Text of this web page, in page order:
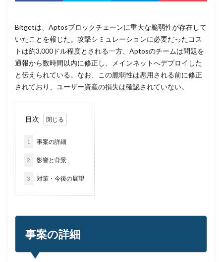
三菱電機
不具合 不審メール
不正アクセス
不正アプリ
不正プログラム
不正メール
不正ログイン 不正利用
不正送信
不正送金
中古 中国 中国人
中小企業
人材
人為的ミス
仮想デスクトップ
使い回し
個人
個人向け
個人情報保護法
個人情報流出
偽造
元社員
公共機関
内閣サイバーセキュリティセンター
Bitgetは、Aptosブロックチェーンに重大な脆弱性が存在して
いたことを報じた。攻撃シミュレーションに必要だったコス
トは約3,000ドル程度とされる一方、Aptosのチームは問題を
通報から数時間以内に修正し、メインネットへデプロイした
と伝えられている。なお、この脆弱性は悪用される前に修正
されており、ユーザー資産の損失は確認されていない。
目次
1 事案の詳細
2 影響と背景
3 対策・今後の展望
事案の詳細